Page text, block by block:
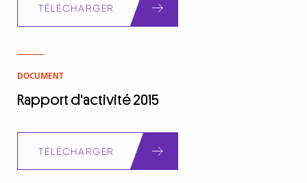
TÉLÉCHARGER
DOCUMENT
Rapport d'activité 2015
TÉLÉCHARGER